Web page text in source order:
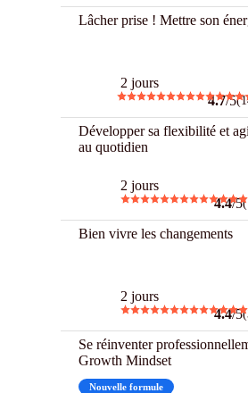
Lâcher prise ! Mettre son
2 jours
4.7/5
Développer sa flexibilité et
au quotidien
2 jours
4.4/5
Bien vivre les changements
2 jours
4.4/5
Se réinventer
Growth Mindset
Nouvelle formule